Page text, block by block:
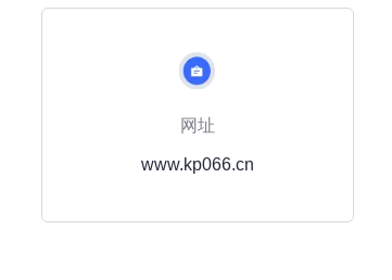
网址
www.kp066.cn